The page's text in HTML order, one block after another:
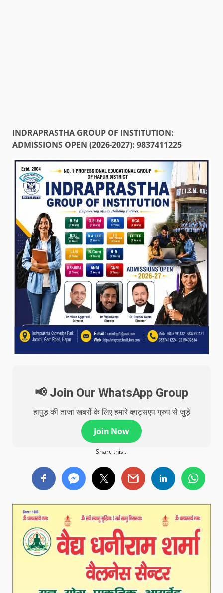
INDRAPRASTHA GROUP OF INSTITUTION:
ADMISSIONS OPEN (2026-2027): 9837411225
📢 Join Our WhatsApp Group
हापुड़ की ताजा खबरों के लिए हमारे व्हाट्सएप ग्रुप से जुड़े
Join Now
Share this...